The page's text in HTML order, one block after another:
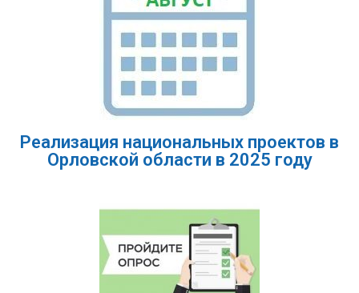
Реализация национальных проектов в
Орловской области в 2025 году